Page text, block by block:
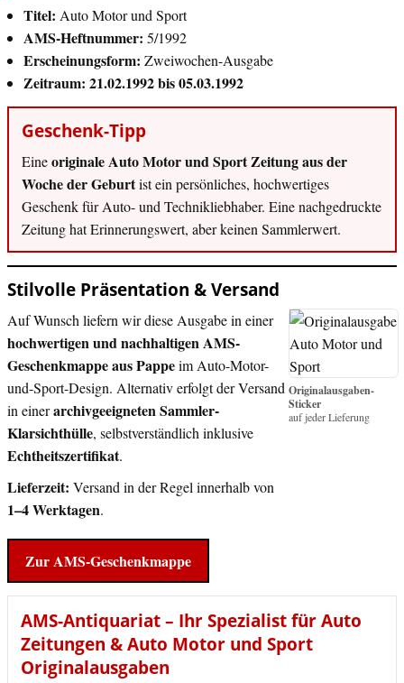
Titel: Auto Motor und Sport
AMS-Heftnummer: 5/1992
Erscheinungsform: Zweiwochen-Ausgabe
Zeitraum: 21.02.1992 bis 05.03.1992
Geschenk-Tipp
Eineoriginale Auto Motor und Sport Zeitung aus der
Woche der Geburtist ein persönliches, hochwertiges
Geschenk für Auto- und Technikliebhaber. Eine nachgedruckte
Zeitung hat Erinnerungswert, aber keinen Sammlerwert.
Stilvolle Präsentation & Versand
Auf Wunsch liefern wir diese Ausgabe in einer
hochwertigen und nachhaltigen AMS-
Geschenkmappe aus Pappeim Auto-Motor-
und-Sport-Design. Alternativ erfolgt der Versand
in einerarchivgeeigneten Sammler-
Klarsichthülle, selbstverständlich inklusive
Echtheitszertifikat.
Lieferzeit: Versand in der Regel innerhalb von
1–4 Werktagen.
Originalausgaben-
Sticker
auf jeder Lieferung
Zur AMS-Geschenkmappe
AMS-Antiquariat – Ihr Spezialist für Auto
Zeitungen & Auto Motor und Sport
Originalausgaben